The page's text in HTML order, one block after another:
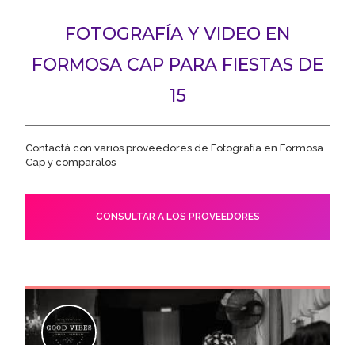
FOTOGRAFÍA Y VIDEO EN
FORMOSA CAP PARA FIESTAS DE
15
Contactá con varios proveedores de Fotografía en Formosa
Cap y comparalos
CONSULTAR A LOS PROVEEDORES